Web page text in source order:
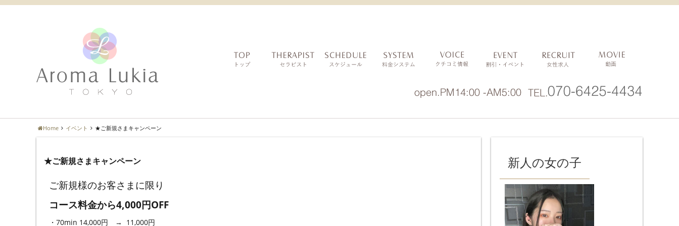
Home イベント ★ご新規さまキャンペーン
★ご新規さまキャンペーン
ご新規様のお客さまに限り
コース料金から4,000円OFF
・70min 14,000円 → 11,000円
新人の女の子